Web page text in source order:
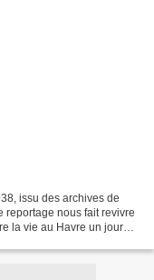
issu des archives de
reportage nous fait revivre
la vie au Havre un jour